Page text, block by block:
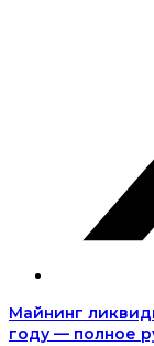
Майнинг
году — полное